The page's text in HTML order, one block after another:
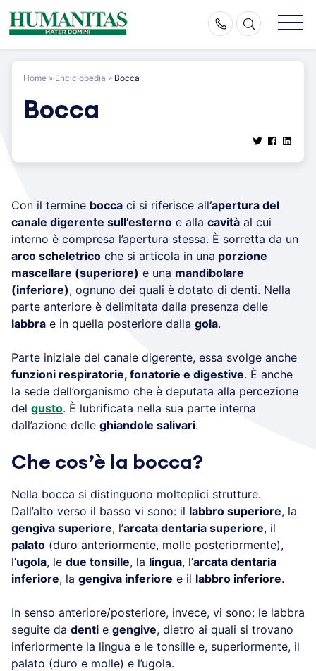
Skip
to
Home » Enciclopedia » Bocca
Bocca
Con il termine bocca ci si riferisce all’apertura del
canale digerente sull’esterno e alla cavità al cui
interno è compresa l’apertura stessa. È sorretta da un
arco scheletrico che si articola in una porzione
mascellare (superiore) e una mandibolare
(inferiore), ognuno dei quali è dotato di denti. Nella
parte anteriore è delimitata dalla presenza delle
labbra e in quella posteriore dalla gola.
Parte iniziale del canale digerente, essa svolge anche
funzioni respiratorie, fonatorie e digestive. È anche
la sede dell’organismo che è deputata alla percezione
del gusto. È lubrificata nella sua parte interna
dall’azione delle ghiandole salivari.
Che cos’è la bocca?
Nella bocca si distinguono molteplici strutture.
Dall’alto verso il basso vi sono: il labbro superiore, la
gengiva superiore, l’arcata dentaria superiore, il
palato (duro anteriormente, molle posteriormente),
l’ugola, le due tonsille, la lingua, l’arcata dentaria
inferiore, la gengiva inferiore e il labbro inferiore.
In senso anteriore/posteriore, invece, vi sono: le labbra
seguite da denti e gengive, dietro ai quali si trovano
inferiormente la lingua e le tonsille e, superiormente, il
palato (duro e molle) e l’ugola.